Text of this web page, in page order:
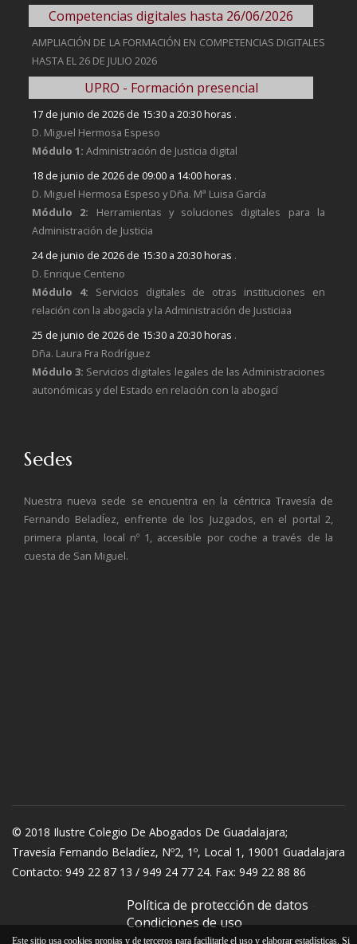
Competencias digitales hasta 26/06/2026
AMPLIACIÓN DE LA FORMACIÓN EN COMPETENCIAS DIGITALES
HASTA EL 26 DE JULIO 2026
UPRO - Formación presencial
17 de junio de 2026 de 15:30 a 20:30 horas .
D. Miguel Hermosa Espeso
Módulo 1: Administración de Justicia digital
18 de junio de 2026 de 09:00 a 14:00 horas .
D. Miguel Hermosa Espeso y Dña. Mª Luisa García
Módulo 2: Herramientas y soluciones digitales para la
Administración de Justicia
24 de junio de 2026 de 15:30 a 20:30 horas .
D. Enrique Centeno
Módulo 4: Servicios digitales de otras instituciones en
relación con la abogacía y la Administración de Justiciaa
25 de junio de 2026 de 15:30 a 20:30 horas .
Dña. Laura Fra Rodríguez
Módulo 3: Servicios digitales legales de las Administraciones
autonómicas y del Estado en relación con la abogací
Sedes
Nuestra nueva sede se encuentra en la céntrica Travesía de
Fernando BeladÍez, enfrente de los Juzgados, en el portal 2,
primera planta, local nº 1, accesible por coche a través de la
cuesta de San Miguel.
© 2018 Ilustre Colegio De Abogados De Guadalajara;
Travesía Fernando Beladíez, Nº2, 1º, Local 1, 19001 Guadalajara
Contacto: 949 22 87 13 / 949 24 77 24. Fax: 949 22 88 86
Política de protección de datos
Condiciones de uso
Este sitio usa cookies propias y de terceros para facilitarle el uso y elaborar estadísticas. Si